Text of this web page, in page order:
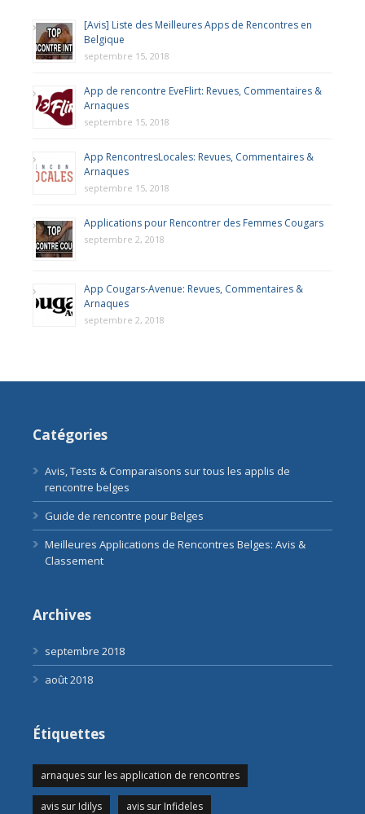
[Avis] Liste des Meilleures Apps de Rencontres en
Belgique
septembre 15, 2018
App de rencontre EveFlirt: Revues, Commentaires &
Arnaques
septembre 15, 2018
App RencontresLocales: Revues, Commentaires &
Arnaques
septembre 15, 2018
Applications pour Rencontrer des Femmes Cougars
septembre 2, 2018
App Cougars-Avenue: Revues, Commentaires &
Arnaques
septembre 2, 2018
Catégories
Avis, Tests & Comparaisons sur tous les applis de
rencontre belges
Guide de rencontre pour Belges
Meilleures Applications de Rencontres Belges: Avis &
Classement
Archives
septembre 2018
août 2018
Étiquettes
arnaques sur les application de rencontres
avis sur Idilys avis sur Infideles